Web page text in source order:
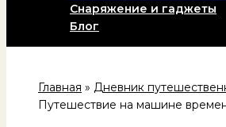
Снаряжение и гаджеты
Блог
Главная
Дневник
Путешествие на машине